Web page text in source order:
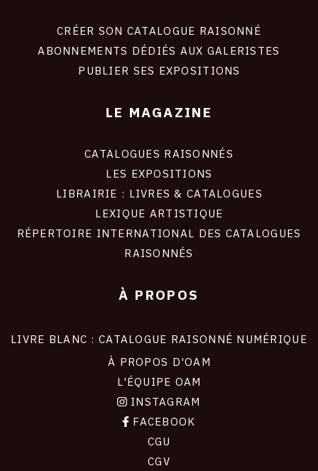
CRÉER SON CATALOGUE RAISONNÉ
ABONNEMENTS DÉDIÉS AUX GALERISTES
PUBLIER SES EXPOSITIONS
LE MAGAZINE
CATALOGUES RAISONNÉS
LES EXPOSITIONS
LIBRAIRIE : LIVRES & CATALOGUES
LEXIQUE ARTISTIQUE
RÉPERTOIRE INTERNATIONAL DES CATALOGUES
RAISONNÉS
À PROPOS
LIVRE BLANC : CATALOGUE RAISONNÉ NUMÉRIQUE
À PROPOS D'OAM
L'ÉQUIPE OAM
INSTAGRAM
FACEBOOK
CGU
CGV